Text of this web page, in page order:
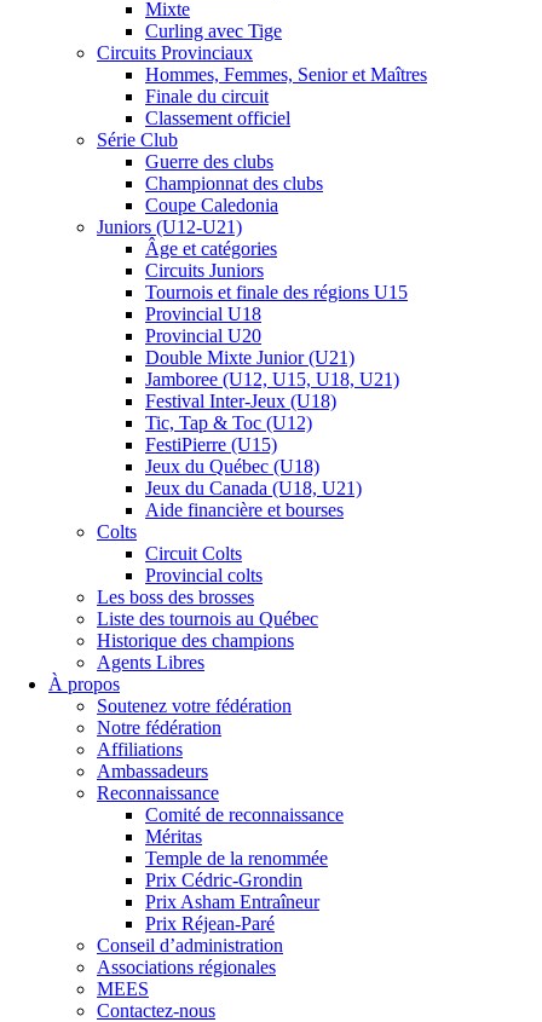
Mixte
Curling avec Tige
Circuits Provinciaux
Hommes, Femmes, Senior et Maîtres
Finale du circuit
Classement officiel
Série Club
Guerre des clubs
Championnat des clubs
Coupe Caledonia
Juniors (U12-U21)
Âge et catégories
Circuits Juniors
Tournois et finale des régions U15
Provincial U18
Provincial U20
Double Mixte Junior (U21)
Jamboree (U12, U15, U18, U21)
Festival Inter-Jeux (U18)
Tic, Tap & Toc (U12)
FestiPierre (U15)
Jeux du Québec (U18)
Jeux du Canada (U18, U21)
Aide financière et bourses
Colts
Circuit Colts
Provincial colts
Les boss des brosses
Liste des tournois au Québec
Historique des champions
Agents Libres
À propos
Soutenez votre fédération
Notre fédération
Affiliations
Ambassadeurs
Reconnaissance
Comité de reconnaissance
Méritas
Temple de la renommée
Prix Cédric-Grondin
Prix Asham Entraîneur
Prix Réjean-Paré
Conseil d’administration
Associations régionales
MEES
Contactez-nous